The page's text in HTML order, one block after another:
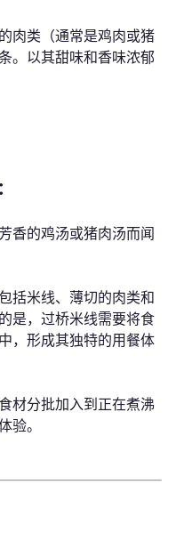
肉类（通常是鸡肉或猪
。以其甜味和香味浓郁
香的鸡汤或猪肉汤而闻
括米线、薄切的肉类和
是，过桥米线需要将食
，形成其独特的用餐体
材分批加入到正在煮沸
验。